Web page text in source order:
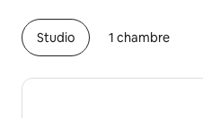
Studio 1 chambre